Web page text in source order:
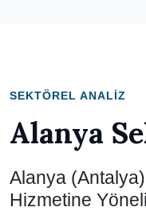
SEKTÖREL ANALIZ
Alanya
Alanya
Hizmetine